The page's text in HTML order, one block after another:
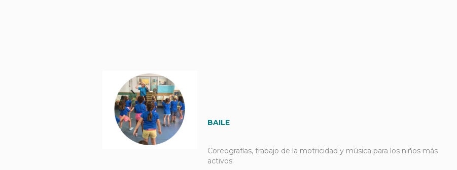
BAILE
Coreografías, trabajo de la motricidad y música para los niños más
activos.